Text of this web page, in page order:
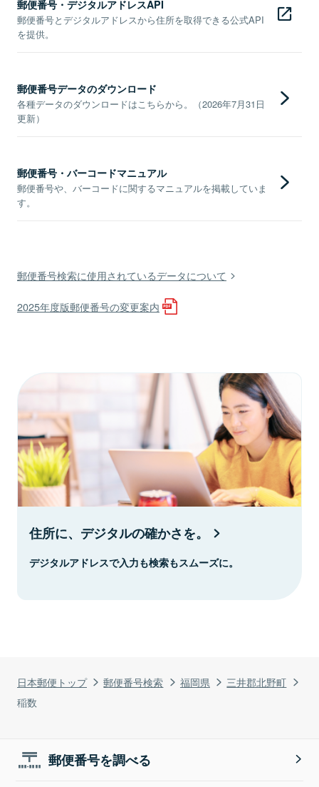
日本郵便トップ 郵便番号検索 福岡県
三井郡北野町
稲数
郵便番号・デジタルアドレスAPI
郵便番号とデジタルアドレスから住所を取得できる公式API
を提供。
郵便番号データのダウンロード
各種データのダウンロードはこちらから。（2026年7月31日
更新）
郵便番号・バーコードマニュアル
郵便番号や、バーコードに関するマニュアルを掲載していま
す。
郵便番号検索に使用されているデータについて
2025年度版郵便番号の変更案内
住所に、デジタルの確かさを。
デジタルアドレスで入力も検索もスムーズに。
郵便番号を調べる